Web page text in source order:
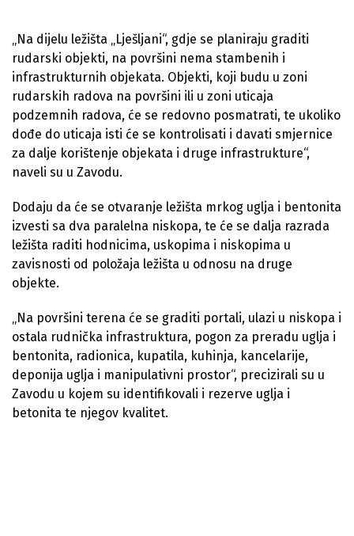
„Na dijelu ležišta „Lješljani“, gdje se planiraju graditi
rudarski objekti, na površini nema stambenih i
infrastrukturnih objekata. Objekti, koji budu u zoni
rudarskih radova na površini ili u zoni uticaja
podzemnih radova, će se redovno posmatrati, te ukoliko
dođe do uticaja isti će se kontrolisati i davati smjernice
za dalje korištenje objekata i druge infrastrukture“,
naveli su u Zavodu.
Dodaju da će se otvaranje ležišta mrkog uglja i bentonita
izvesti sa dva paralelna niskopa, te će se dalja razrada
ležišta raditi hodnicima, uskopima i niskopima u
zavisnosti od položaja ležišta u odnosu na druge
objekte.
„Na površini terena će se graditi portali, ulazi u niskopa i
ostala rudnička infrastruktura, pogon za preradu uglja i
bentonita, radionica, kupatila, kuhinja, kancelarije,
deponija uglja i manipulativni prostor“, precizirali su u
Zavodu u kojem su identifikovali i rezerve uglja i
betonita te njegov kvalitet.